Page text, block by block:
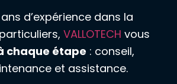
d’expérience dans la
VALLOTECH vous
chaque étape : conseil,
et assistance.